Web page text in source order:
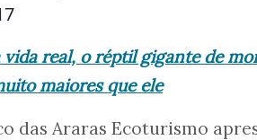
real, o réptil gigante de
maiores que ele
das Araras Ecoturismo